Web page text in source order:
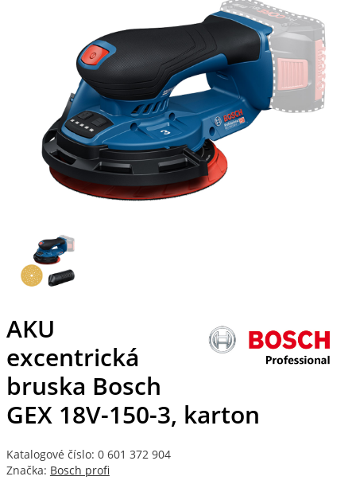
AKU
excentrická
bruska Bosch
GEX 18V-150-3, karton
Katalogové číslo: 0 601 372 904
Značka: Bosch profi